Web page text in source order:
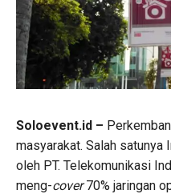
Soloevent.id –
masyarakat. Salah satunya
oleh PT. Telekomunikasi
meng-cover70% jaringan